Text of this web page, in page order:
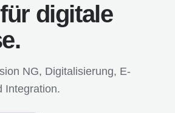
digitale
NG, Digitalisierung, E-
Integration.